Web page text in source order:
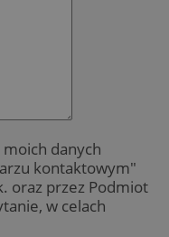
danych
kontaktowym"
oraz przez Podmiot
w celach